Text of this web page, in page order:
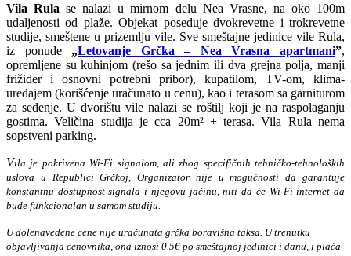
Vila Rula se nalazi u mirnom delu Nea Vrasne, na oko 100m
udaljenosti od plaže. Objekat poseduje dvokrevetne i trokrevetne
studije, smeštene u prizemlju vile. Sve smeštajne jedinice vile Rula,
iz ponude „Letovanje Grčka – Nea Vrasna apartmani”,
opremljene su kuhinjom (rešo sa jednim ili dva grejna polja, manji
frižider i osnovni potrebni pribor), kupatilom, TV-om, klima-
uređajem (korišćenje uračunato u cenu), kao i terasom sa garniturom
za sedenje. U dvorištu vile nalazi se roštilj koji je na raspolaganju
gostima. Veličina studija je cca 20m² + terasa. Vila Rula nema
sopstveni parking.
Vila je pokrivena Wi-Fi signalom, ali zbog specifičnih tehničko-tehnoloških
uslova u Republici Grčkoj, Organizator nije u mogućnosti da garantuje
konstantnu dostupnost signala i njegovu jačinu, niti da će Wi-Fi internet da
bude funkcionalan u samom studiju.
U dolenavedene cene nije uračunata grčka boravišna taksa. U trenutku
objavljivanja cenovnika, ona iznosi 0.5€ po smeštajnoj jedinici i danu, i plaća